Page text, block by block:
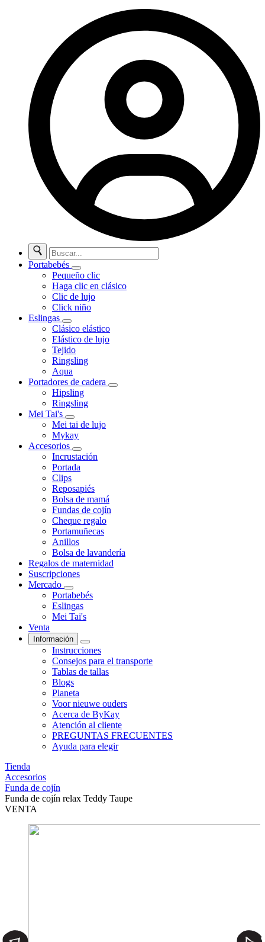
Buscar:
Portabebés
Pequeño clic
Haga clic en clásico
Clic de lujo
Click niño
Eslingas
Clásico elástico
Elástico de lujo
Tejido
Ringsling
Aqua
Portadores de cadera
Hipsling
Ringsling
Mei Tai's
Mei tai de lujo
Mykay
Accesorios
Incrustación
Portada
Clips
Reposapiés
Bolsa de mamá
Fundas de cojín
Cheque regalo
Portamuñecas
Anillos
Bolsa de lavandería
Regalos de maternidad
Suscripciones
Mercado
Portabebés
Eslingas
Mei Tai's
Venta
Información
Instrucciones
Consejos para el transporte
Tablas de tallas
Blogs
Planeta
Voor nieuwe ouders
Acerca de ByKay
Atención al cliente
PREGUNTAS FRECUENTES
Ayuda para elegir
Tienda
Accesorios
Funda de cojín
Funda de cojín relax Teddy Taupe
VENTA